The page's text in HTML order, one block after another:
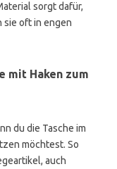
sorgt dafür,
sie oft in engen
mit Haken zum
du die Tasche im
möchtest. So
auch